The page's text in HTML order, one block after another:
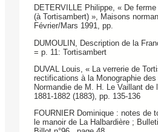
DETERVILLE Philippe, « De
(à Tortisambert) », Maisons
Février/Mars 1991, pp.
DUMOULIN, Description de la
= p. 11: Tortisambert
DUVAL Louis, « La verrerie de
rectifications à la Monographie des
Normandie de M. H. Le Vaillant
1881-1882 (1883), pp. 135-136
FOURNIER Dominique : notes de
le manoir de La Halbardière ;